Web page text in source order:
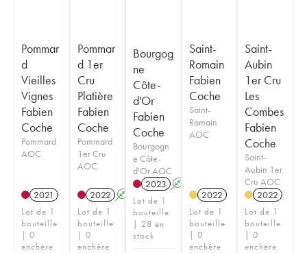
Pommar
d
Vieilles
Vignes
Fabien
Coche
Pommard
AOC
2021
Lot de 1
bouteille
| 0
enchère
Pommar
d 1er
Cru
Platière
Fabien
Coche
Pommard
1er Cru
AOC
2022 A
Lot de 1
bouteille
| 0
enchère
Bourgog
ne
Côte-
d'Or
Fabien
Coche
Bourgogn
e Côte-
d'Or AOC
2023 A
Lot de 1
bouteille
| 28 en
stock
Saint-
Romain
Fabien
Coche
Saint-
Romain
AOC
2022
Lot de 1
bouteille
| 0
enchère
Saint-
Aubin
1er Cru
Les
Combes
Fabien
Coche
Saint-
Aubin 1er
Cru AOC
2022
Lot de 1
bouteille
| 0
enchère